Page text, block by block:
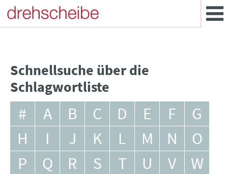
Schnellsuche über die
Schlagwortliste
# A B C D E F
G
H
I J K L M N
O
P
Q R S T U V
W